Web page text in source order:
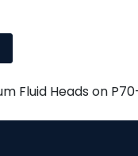
Fluid Heads on